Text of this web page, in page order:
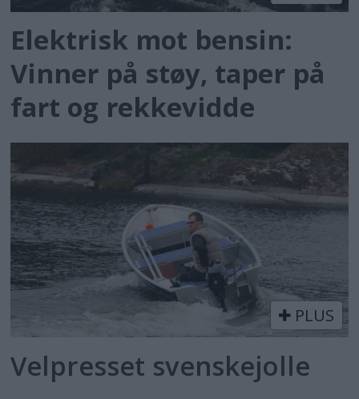
Elektrisk mot bensin:
Vinner på støy, taper på
fart og rekkevidde
PLUS
Velpresset svenskejolle